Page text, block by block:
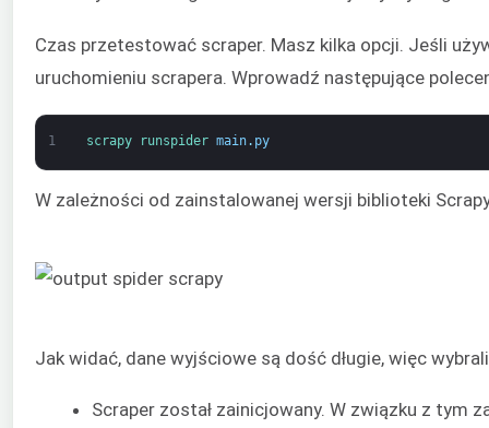
Czas przetestować scraper. Masz kilka opcji. Jeśli
uruchomieniu scrapera. Wprowadź następujące
1 scrapy runspider main. py
W zależności od zainstalowanej wersji biblioteki
Jak widać, dane wyjściowe są dość długie, więc
Scraper został zainicjowany. W związku z tym